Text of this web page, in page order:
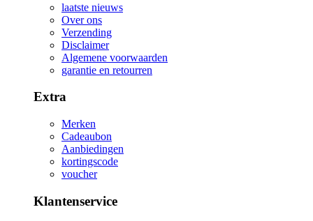
laatste nieuws
Over ons
Verzending
Disclaimer
Algemene voorwaarden
garantie en retourren
Extra
Merken
Cadeaubon
Aanbiedingen
kortingscode
voucher
Klantenservice